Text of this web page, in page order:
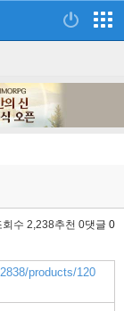
회수 2,238추천 0댓글 0
products/120